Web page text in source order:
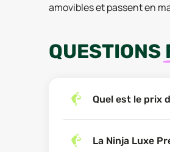
amovibles et passent en
QUESTIONS
Quel est le prix
La Ninja Luxe